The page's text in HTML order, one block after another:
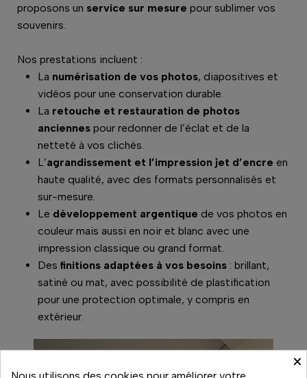
proposons un service sur mesure pour sublimer vos
souvenirs.
Nos prestations incluent :
La numérisation de vos photos, diapositives et
vidéos pour une conservation durable.
La retouche et restauration de photos
anciennes pour redonner de l’éclat et de la
netteté à vos clichés.
L’agrandissement et l’impression jet d’encre en
haute qualité, avec des formats personnalisés et
sur-mesure.
Le développement argentique de vos photos en
couleur mais aussi en noir et blanc avec une
impression classique ou grand format.
Des finitions adaptées à vos besoins : brillant,
satiné ou mat, avec possibilité de plastification
pour une protection optimale, y compris en
extérieur.
×